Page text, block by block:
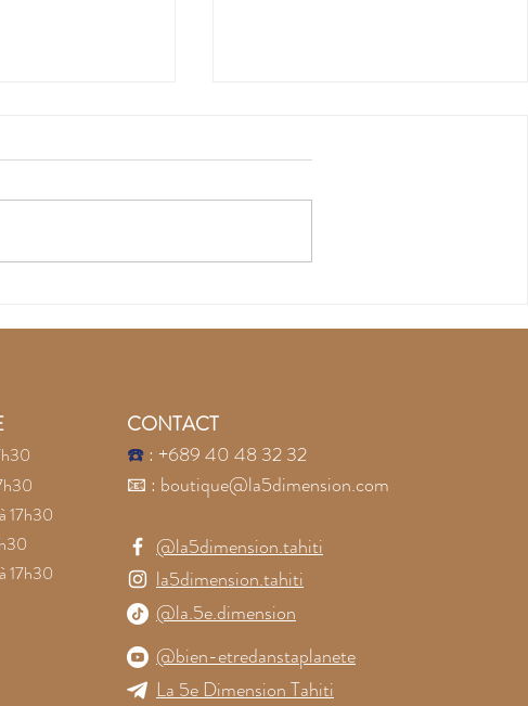
17h30
17h30
CONTACT
☎️: +689 40 48 32 32
📧 : boutique@la5dimension.com
@la5dimension.tahiti
la5dimension.tahiti
@la.5e.dimension
@bien-etredanstaplanete
La 5e Dimension Tahiti